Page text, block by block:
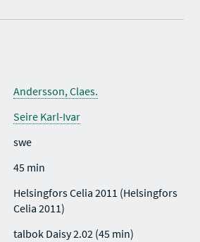
Andersson, Claes.
Seire Karl-Ivar
swe
45 min
Helsingfors Celia 2011 (Helsingfors
Celia 2011)
talbok Daisy 2.02 (45 min)